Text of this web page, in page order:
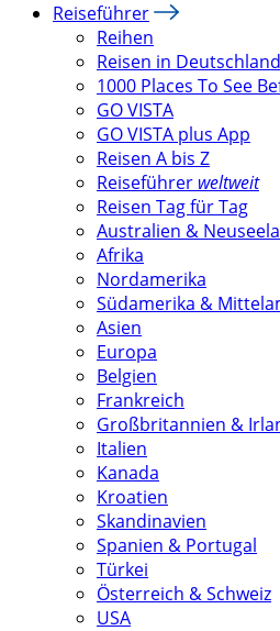
Reiseführer
Reihen
Reisen in Deutschland
1000 Places To See
GO VISTA
GO VISTA plus App
Reisen A bis Z
Reiseführer weltweit
Reisen Tag für Tag
Australien &
Afrika
Nordamerika
Südamerika &
Asien
Europa
Belgien
Frankreich
Großbritannien &
Italien
Kanada
Kroatien
Skandinavien
Spanien & Portugal
Türkei
Österreich & Schweiz
USA